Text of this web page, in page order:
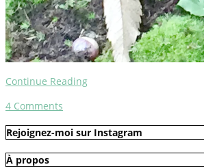
Continue Reading
4 Comments
Rejoignez-moi sur Instagram
À propos